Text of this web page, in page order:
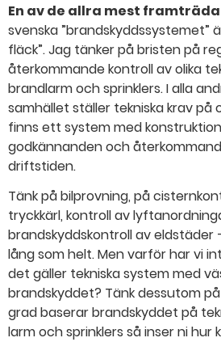
En av de allra mest
svenska ”brandskyddssystemet”
fläck”. Jag tänker på bristen på
återkommande kontroll av olika
brandlarm och sprinklers. I alla
samhället ställer tekniska krav på
finns ett system med
godkännanden och
driftstiden.
Tänk på bilprovning, på
tryckkärl, kontroll av
brandskyddskontroll av eldstäder
lång som helt. Men varför har vi
det gäller tekniska system med
brandskyddet? Tänk dessutom
grad baserar brandskyddet på
larm och sprinklers så inser ni hur